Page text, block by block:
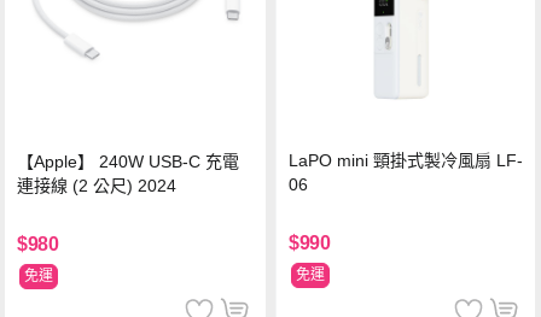
【Apple】 240W USB-C 充電
連接線 (2 公尺) 2024
$980
免運
LaPO mini 頸掛式製冷風扇 LF-
06
$990
免運